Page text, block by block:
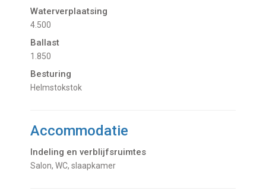
Waterverplaatsing
4.500
Ballast
1.850
Besturing
Helmstokstok
Accommodatie
Indeling en verblijfsruimtes
Salon, WC, slaapkamer